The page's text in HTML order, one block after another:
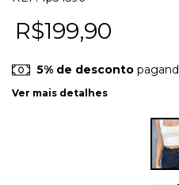
R$199,90
5% de desconto
Ver mais detalhes